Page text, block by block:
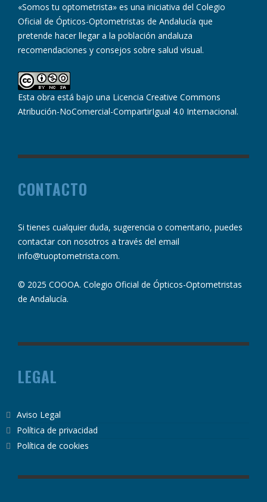
«Somos tu optometrista» es una iniciativa del Colegio
Oficial de Ópticos-Optometristas de Andalucía que
pretende hacer llegar a la población andaluza
recomendaciones y consejos sobre salud visual.
Esta obra está bajo una Licencia Creative Commons
Atribución-NoComercial-CompartirIgual 4.0 Internacional.
CONTACTO
Si tienes cualquier duda, sugerencia o comentario, puedes
contactar con nosotros a través del email
info@tuoptometrista.com.
© 2025 COOOA. Colegio Oficial de Ópticos-Optometristas
de Andalucía.
LEGAL
Aviso Legal
Política de privacidad
Política de cookies